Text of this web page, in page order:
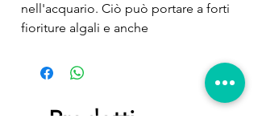
nell'acquario. Ciò può portare a forti
fioriture algali e anche
duri. Il test colorimetrico contiene un
comparatore per il confronto preciso
dei campi di colore. Sufficiente per
Prodotti